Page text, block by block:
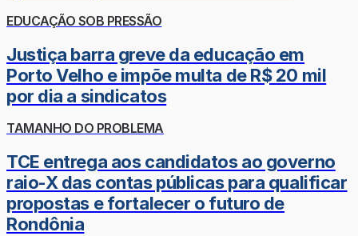
EDUCAÇÃO SOB PRESSÃO
Justiça barra greve da educação em
Porto Velho e impõe multa de R$ 20 mil
por dia a sindicatos
TAMANHO DO PROBLEMA
TCE entrega aos candidatos ao governo
raio-X das contas públicas para qualificar
propostas e fortalecer o futuro de
Rondônia